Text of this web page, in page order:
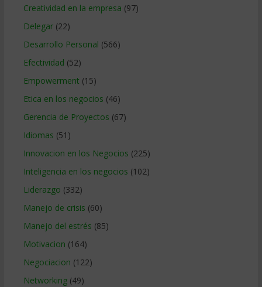
Creatividad en la empresa (97)
Delegar(22)
Desarrollo Personal (566)
Efectividad (52)
Empowerment (15)
Etica en los negocios (46)
Gerencia de Proyectos (67)
Idiomas (51)
Innovacion en los Negocios (225)
Inteligencia en los negocios (102)
Liderazgo (332)
Manejo de crisis (60)
Manejo del estrés (85)
Motivacion (164)
Negociacion (122)
Networking(49)